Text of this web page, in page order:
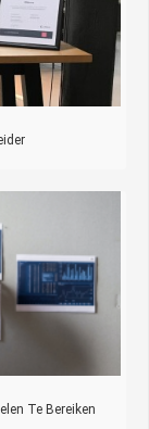
Te Bereiken